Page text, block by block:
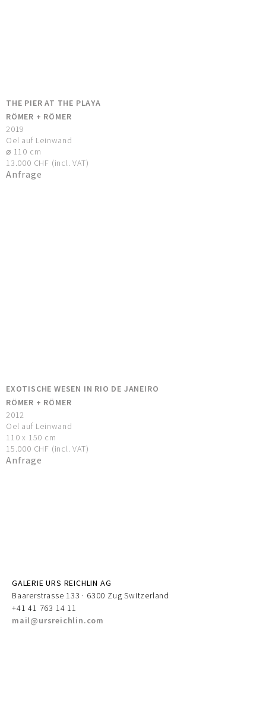
THE PIER AT THE PLAYA
RÖMER + RÖMER
2019
Oel auf Leinwand
⌀ 110 cm
13.000 CHF (incl. VAT)
Anfrage
EXOTISCHE WESEN IN RIO DE JANEIRO
RÖMER + RÖMER
2012
Oel auf Leinwand
110 x 150 cm
15.000 CHF (incl. VAT)
Anfrage
GALERIE URS REICHLIN AG
Baarerstrasse 133 · 6300 Zug Switzerland
+41 41 763 14 11
mail@ursreichlin.com